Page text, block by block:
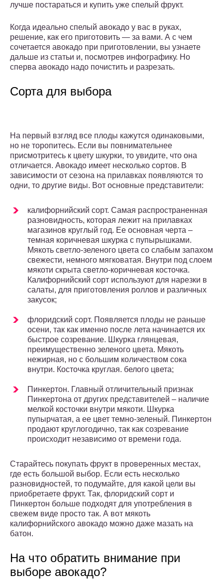
лучше постараться и купить уже спелый фрукт.
Когда идеально спелый авокадо у вас в руках,
решение, как его приготовить — за вами. А с чем
сочетается авокадо при приготовлении, вы узнаете
дальше из статьи и, посмотрев инфографику. Но
сперва авокадо надо почистить и разрезать.
Сорта для выбора
На первый взгляд все плоды кажутся одинаковыми,
но не торопитесь. Если вы повнимательнее
присмотритесь к цвету шкурки, то увидите, что она
отличается. Авокадо имеет несколько сортов. В
зависимости от сезона на прилавках появляются то
одни, то другие виды. Вот основные представители:
калифорнийский сорт. Самая распространенная
разновидность, которая лежит на прилавках
магазинов круглый год. Ее основная черта –
темная коричневая шкурка с пупырышками.
Мякоть светло-зеленого цвета со слабым запахом
свежести, немного мягковатая. Внутри под слоем
мякоти скрыта светло-коричневая косточка.
Калифорнийский сорт используют для нарезки в
салаты, для приготовления роллов и различных
закусок;
флоридский сорт. Появляется плоды не раньше
осени, так как именно после лета начинается их
быстрое созревание. Шкурка глянцевая,
преимущественно зеленого цвета. Мякоть
нежирная, но с большим количеством сока
внутри. Косточка круглая. белого цвета;
Пинкертон. Главный отличительный признак
Пинкертона от других представителей – наличие
мелкой косточки внутри мякоти. Шкурка
пупырчатая, а ее цвет темно-зеленый. Пинкертон
продают круглогодично, так как созревание
происходит независимо от времени года.
Старайтесь покупать фрукт в проверенных местах,
где есть большой выбор. Если есть несколько
разновидностей, то подумайте, для какой цели вы
приобретаете фрукт. Так, флоридский сорт и
Пинкертон больше подходят для употребления в
свежем виде просто так. А вот мякоть
калифорнийского авокадо можно даже мазать на
батон.
На что обратить внимание при
выборе авокадо?